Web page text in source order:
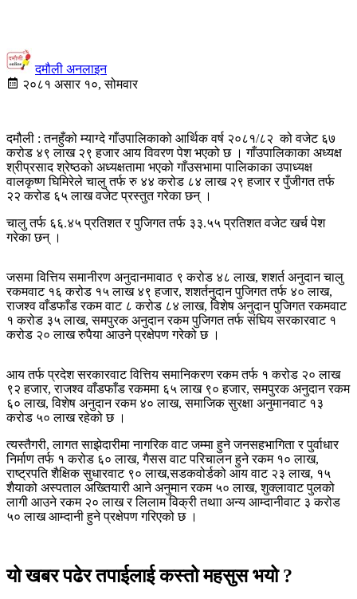
दमौली अनलाइन
२०८१ असार १०, सोमवार
दमौली : तनहुँको म्याग्दे गाँउपालिकाको आर्थिक वर्ष २०८१/८२ को वजेट ६७
करोड ४९ लाख २९ हजार आय विवरण पेश भएको छ । गाँउपालिकाका अध्यक्ष
श्रीप्रसाद श्रेष्ठको अध्यक्षतामा भएको गाँउसभामा पालिकाका उपाध्यक्ष
वालकृष्ण घिमिरेले चालु तर्फ रु ४४ करोड ८४ लाख २९ हजार र पुँजीगत तर्फ
२२ करोड ६५ लाख वजेट प्रस्तुत गरेका छन् ।
चालु तर्फ ६६.४५ प्रतिशत र पुजिगत तर्फ ३३.५५ प्रतिशत वजेट खर्च पेश
गरेका छन् ।
जसमा वित्तिय समानीरण अनुदानमावाठ ९ करोड ४८ लाख, शशर्त अनुदान चालु
रकमवाट १६ करोड १५ लाख ४९ हजार, शशर्तनुदान पुजिगत तर्फ ४० लाख,
राजश्व वाँडफाँड रकम वाट ८ करोड ८४ लाख, विशेष अनुदान पुजिगत रकमवाट
१ करोड ३५ लाख, समपुरक अनुदान रकम पुजिगत तर्फ संघिय सरकारवाट १
करोड २० लाख रुपैया आउने प्रक्षेपण गरेको छ ।
आय तर्फ प्रदेश सरकारवाट वित्तिय समानिकरण रकम तर्फ १ करोड २० लाख
९२ हजार, राजश्व वाँडफाँड रकममा ६५ लाख ९० हजार, समपुरक अनुदान रकम
६० लाख, विशेष अनुदान रकम ४० लाख, समाजिक सुरक्षा अनुमानवाट १३
करोड ५० लाख रहेको छ ।
त्यस्तैगरी, लागत साझेदारीमा नागरिक वाट जम्मा हुने जनसहभागिता र पुर्वाधार
निर्माण तर्फ १ करोड ६० लाख, गैसस वाट परिचालन हुने रकम १० लाख,
राष्ट्रपति शैक्षिक सुधारवाट ९० लाख,सडकवोर्डको आय वाट २३ लाख, १५
शैयाको अस्पताल अख्तियारी आने अनुमान रकम ५० लाख, शुक्लावाट पुलको
लागी आउने रकम २० लाख र लिलाम विक्री तथाा अन्य आम्दानीवाट ३ करोड
५० लाख आम्दानी हुने प्रक्षेपण गरिएको छ ।
यो खबर पढेर तपाईलाई कस्तो महसुस भयो ?